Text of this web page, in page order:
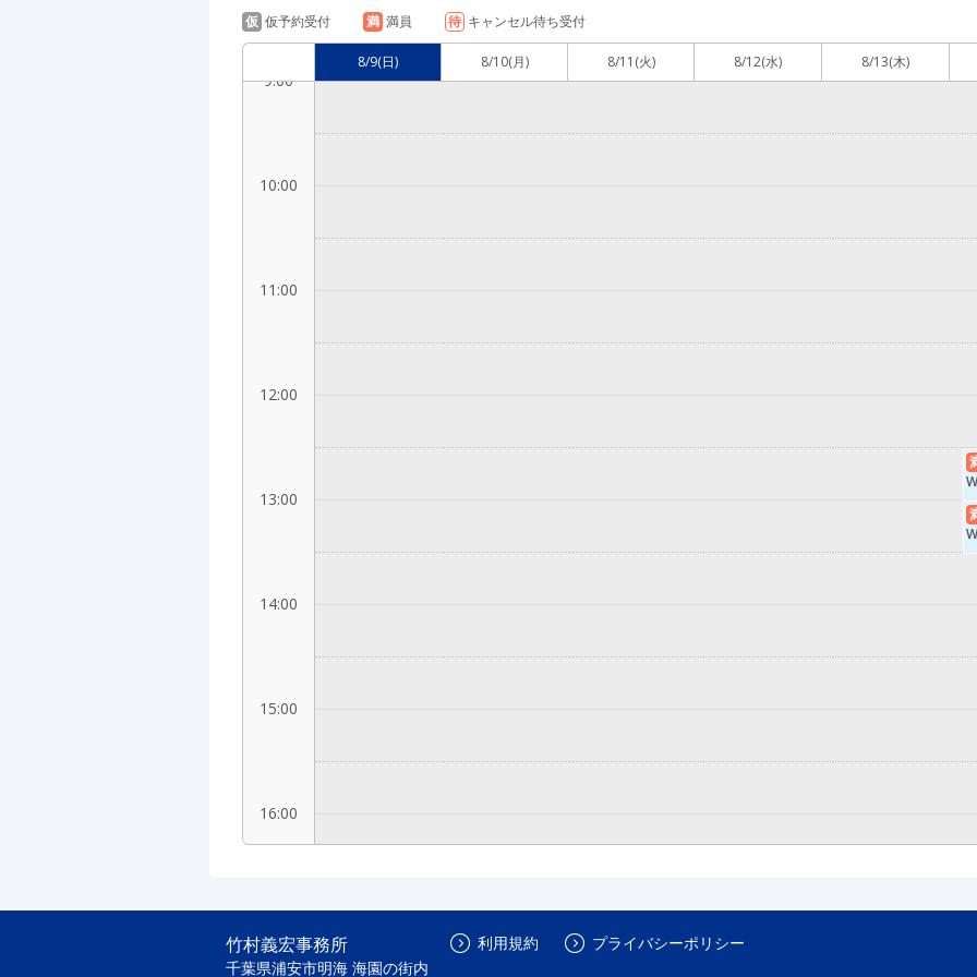
仮 仮予約受付 満 満員 待 キャンセル待ち受付
8/9(日) 8/10(月) 8/11 (火) 8/12(水) 8/13(木)
9:00
10:00
11:00
12:00
13:00
14:00
15:00
16:00
17:00
竹村義宏事務所
千葉県浦安市明海 海園の街内
利用規約 プライバシーポリシー